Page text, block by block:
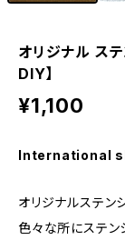
オリジナル ス
DIY】
¥1,100
International
オリジナルステン
色々な所にステン